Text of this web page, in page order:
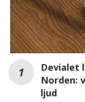
Devialet
Norden:
ljud